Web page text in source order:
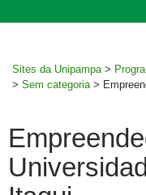
Sites da Unipampa >
> Sem categoria >